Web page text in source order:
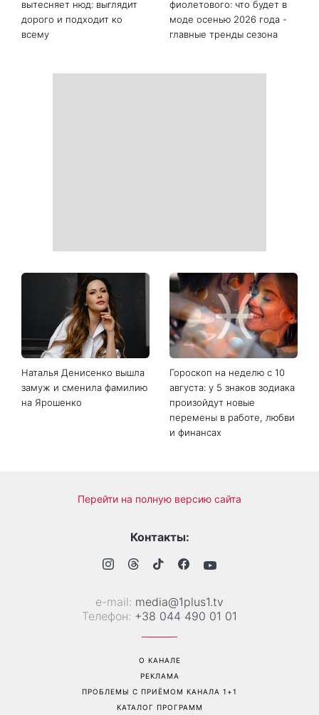
вытесняет нюд: выглядит
дорого и подходит ко
всему
фиолетового: что будет в
моде осенью 2026 года -
главные тренды сезона
Наталья Денисенко вышла
замуж и сменила фамилию
на Ярошенко
Гороскоп на неделю с 10
августа: у 5 знаков зодиака
произойдут новые
перемены в работе, любви
и финансах
Перейти на полную версию сайта
Контакты:
е-mail: media@1plus1.tv
Телефон: +38 044 490 01 01
О КАНАЛЕ
РЕКЛАМА
ПРОБЛЕМЫ С ПРИЁМОМ КАНАЛА 1+1
КАТАЛОГ ПРОГРАММ